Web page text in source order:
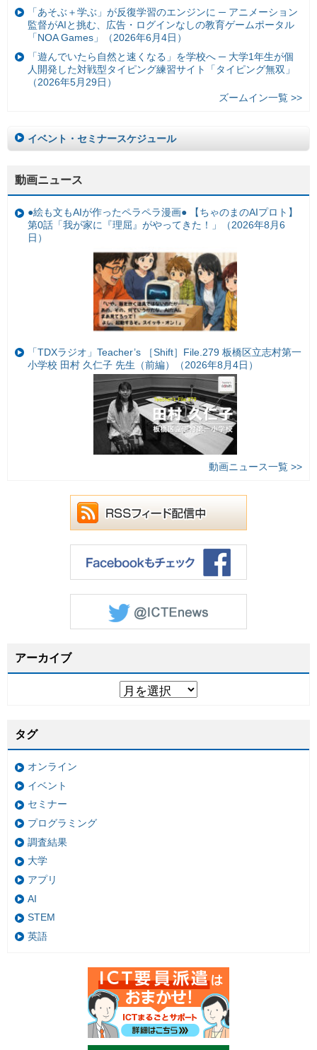
「あそぶ＋学ぶ」が反復学習のエンジンに ─ アニメーション
監督がAIと挑む、広告・ログインなしの教育ゲームポータル
「NOA Games」（2026年6月4日）
「遊んでいたら自然と速くなる」を学校へ ─ 大学1年生が個
人開発した対戦型タイピング練習サイト「タイピング無双」
（2026年5月29日）
ズームイン一覧 >>
イベント・セミナースケジュール
動画ニュース
●絵も文もAIが作ったペラペラ漫画● 【ちゃのまのAIプロト】
第0話「我が家に『理屈』がやってきた！」（2026年8月6
日）
「TDXラジオ」Teacher’s ［Shift］File.279 板橋区立志村第一
小学校 田村 久仁子 先生（前編）（2026年8月4日）
動画ニュース一覧 >>
アーカイブ
タグ
オンライン
イベント
セミナー
プログラミング
調査結果
大学
アプリ
AI
STEM
英語